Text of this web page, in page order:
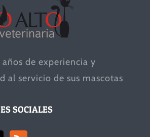
de experiencia y
al servicio de sus mascotas
SOCIALES